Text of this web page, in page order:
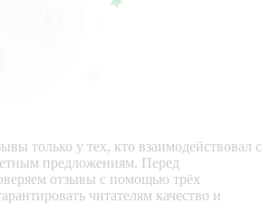
только у тех, кто взаимодействовал с
предложениям. Перед
отзывы с помощью трёх
читателям качество и